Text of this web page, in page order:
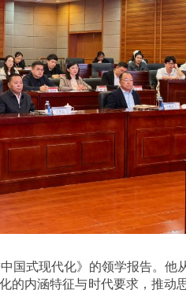
式现代化》的领学报告。他
内涵特征与时代要求，推动